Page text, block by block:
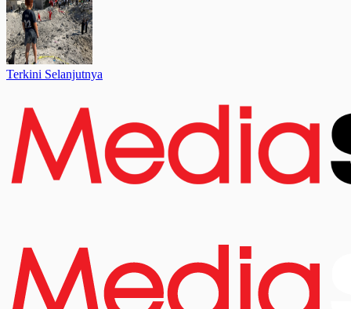
Terkini Selanjutnya